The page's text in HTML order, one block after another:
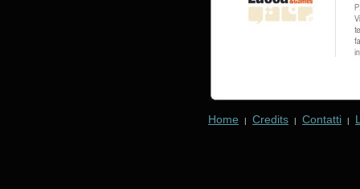
Home | Credits | Contatti |